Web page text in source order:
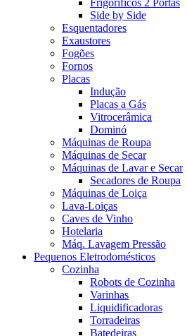
Frigoríficos 2 Portas
Side by Side
Esquentadores
Exaustores
Fogões
Fornos
Placas
Indução
Placas a Gás
Vitrocerâmica
Dominó
Máquinas de Roupa
Máquinas de Secar
Máquinas de Lavar e Secar
Secadores de Roupa
Máquinas de Loiça
Lava-Loiças
Caves de Vinho
Hotelaria
Máq. Lavagem Pressão
Pequenos Eletrodomésticos
Cozinha
Robots de Cozinha
Varinhas
Liquidificadoras
Torradeiras
Batedeiras